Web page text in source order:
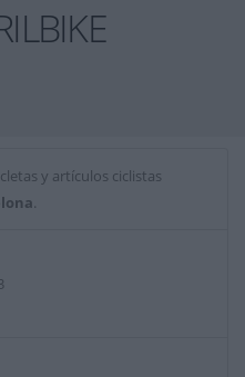
y artículos ciclistas
.